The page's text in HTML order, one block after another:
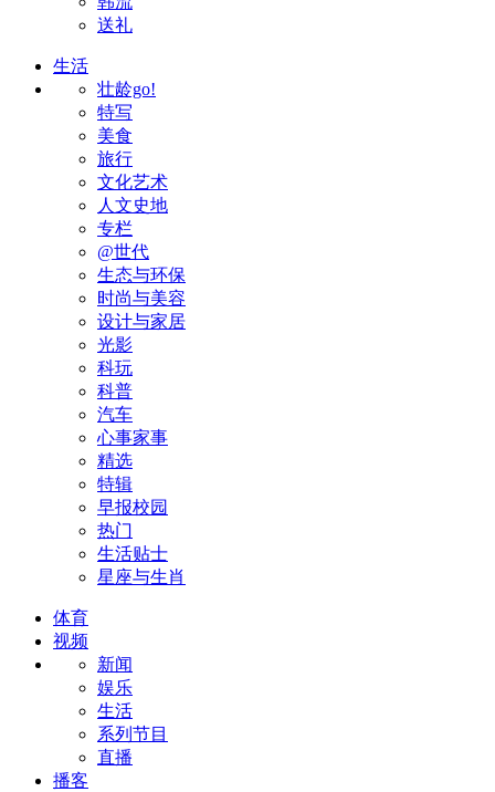
送礼
生活
壮龄go!
特写
美食
旅行
文化艺术
人文史地
专栏
@世代
生态与环保
时尚与美容
设计与家居
光影
科玩
科普
汽车
心事家事
精选
特辑
早报校园
热门
生活贴士
星座与生肖
体育
视频
新闻
娱乐
生活
系列节目
直播
播客